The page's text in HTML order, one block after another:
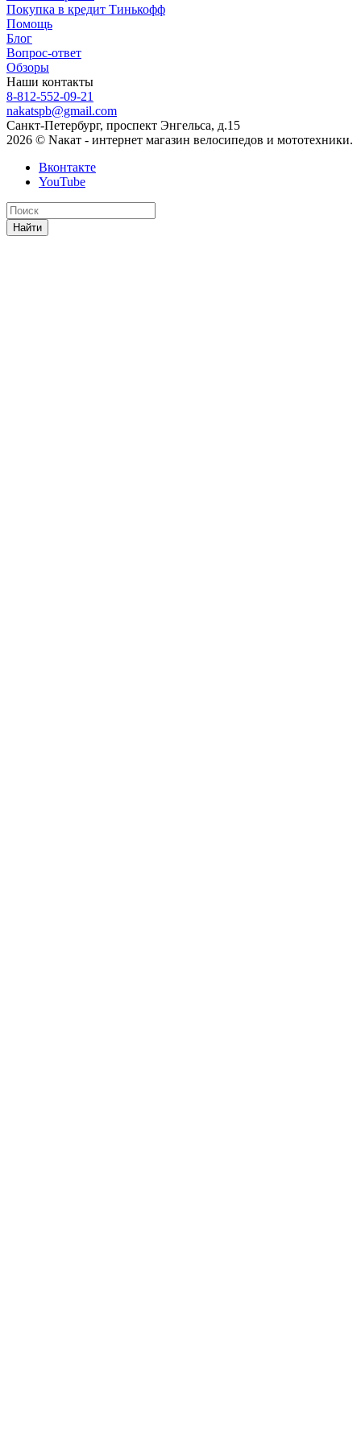
Покупка в кредит Тинькофф
Помощь
Блог
Вопрос-ответ
Обзоры
Наши контакты
8-812-552-09-21
nakatspb@gmail.com
Санкт-Петербург, проспект Энгельса, д.15
2026 © Nакат - интернет магазин велосипедов и мототехники.
Вконтакте
YouTube
Найти